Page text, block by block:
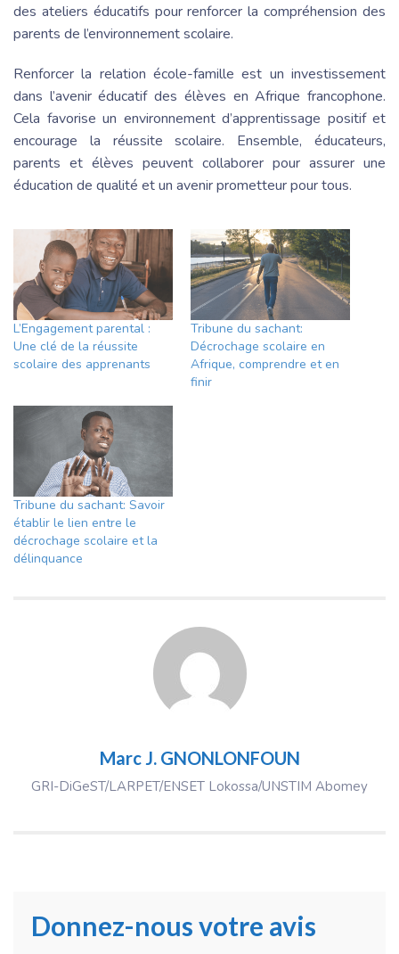
des ateliers éducatifs pour renforcer la compréhension des
parents de l’environnement scolaire.
Renforcer la relation école-famille est un investissement
dans l’avenir éducatif des élèves en Afrique francophone.
Cela favorise un environnement d’apprentissage positif et
encourage la réussite scolaire. Ensemble, éducateurs,
parents et élèves peuvent collaborer pour assurer une
éducation de qualité et un avenir prometteur pour tous.
L’Engagement parental :
Une clé de la réussite
scolaire des apprenants
Tribune du sachant:
Décrochage scolaire en
Afrique, comprendre et en
finir
Tribune du sachant: Savoir
établir le lien entre le
décrochage scolaire et la
délinquance
Marc J. GNONLONFOUN
GRI-DiGeST/LARPET/ENSET Lokossa/UNSTIM Abomey
Donnez-nous votre avis